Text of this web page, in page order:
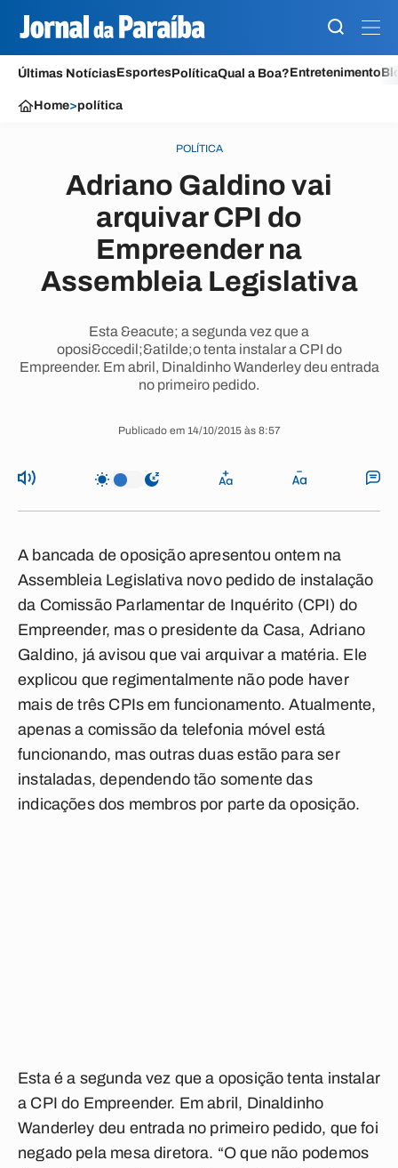
Últimas NotíciasEsportesPolíticaQual a Boa?Entretenimento
Home>política
POLÍTICA
Adriano Galdino vai
arquivar CPI do
Empreender na
Assembleia Legislativa
Esta &eacute; a segunda vez que a
oposi&ccedil;&atilde;o tenta instalar a CPI do
Empreender. Em abril, Dinaldinho Wanderley deu entrada
no primeiro pedido.
Publicado em 14/10/2015 às 8:57
A bancada de oposição apresentou ontem na
Assembleia Legislativa novo pedido de instalação
da Comissão Parlamentar de Inquérito (CPI) do
Empreender, mas o presidente da Casa, Adriano
Galdino, já avisou que vai arquivar a matéria. Ele
explicou que regimentalmente não pode haver
mais de três CPIs em funcionamento. Atualmente,
apenas a comissão da telefonia móvel está
funcionando, mas outras duas estão para ser
instaladas, dependendo tão somente das
indicações dos membros por parte da oposição.
Esta é a segunda vez que a oposição tenta instalar
a CPI do Empreender. Em abril, Dinaldinho
Wanderley deu entrada no primeiro pedido, que foi
negado pela mesa diretora. “O que não podemos